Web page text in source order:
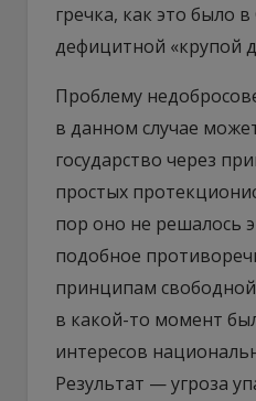
гречка, как это было
дефицитной «крупой
Проблему
в данном случае
государство через
простых
пор оно не решалось
подобное
принципам
в какой-то момент
интересов
Результат — угроза